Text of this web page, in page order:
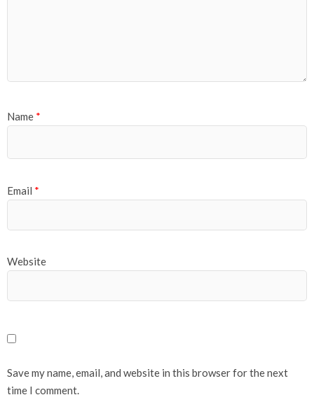
Name *
Email *
Website
Save my name, email, and website in this browser for the next
time I comment.